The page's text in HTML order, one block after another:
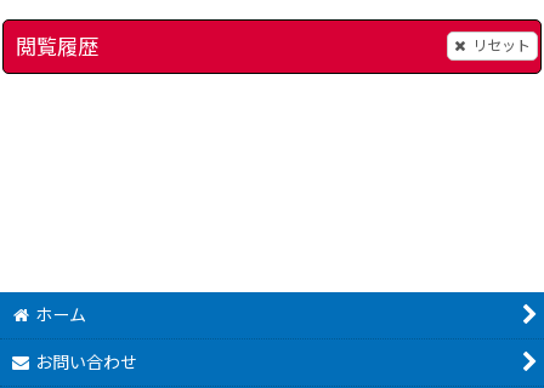
閲覧履歴 リセット
ホーム
お問い合わせ